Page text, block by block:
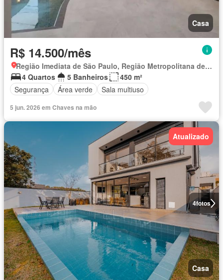
Casa
R$ 14.500/mês
Região Imediata de São Paulo, Região Metropolitana de São Paulo
4 Quartos
5 Banheiros
450 m²
Segurança
Área verde Sala multiuso
5 jun. 2026 em Chaves na mão
4fotos
Atualizado
Casa